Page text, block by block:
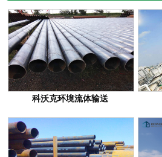
科沃克环境流体输送